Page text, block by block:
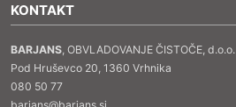
KONTAKT
BARJANS, OBVLADOVANJE ČISTOČE, d.o.o.
Pod Hruševco 20, 1360 Vrhnika
080 50 77